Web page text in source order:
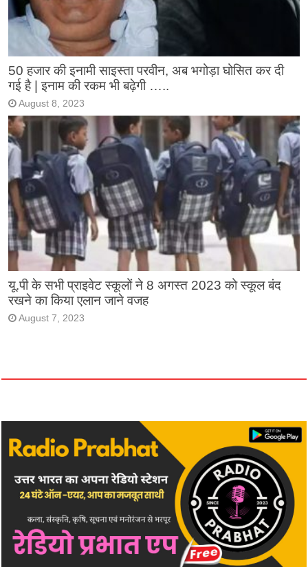
50 हजार की इनामी साइस्ता परवीन, अब भगोड़ा घोसित कर दी
गई है | इनाम की रकम भी बढ़ेगी …..
August 8, 2023
यू.पी के सभी प्राइवेट स्कूलों ने 8 अगस्त 2023 को स्कूल बंद
रखने का किया एलान जाने वजह
August 7, 2023